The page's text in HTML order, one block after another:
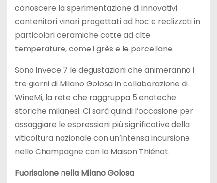
conoscere la sperimentazione di innovativi
contenitori vinari progettati ad hoc e realizzati in
particolari ceramiche cotte ad alte
temperature, come i grès e le porcellane.
Sono invece 7 le degustazioni che animeranno i
tre giorni di Milano Golosa in collaborazione di
WineMi, la rete che raggruppa 5 enoteche
storiche milanesi. Ci sarà quindi l’occasione per
assaggiare le espressioni più significative della
viticoltura nazionale con un’intensa incursione
nello Champagne con la Maison Thiénot.
Fuorisalone nella Milano Golosa